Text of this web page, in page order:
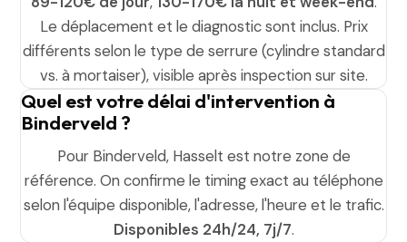
Le déplacement et le diagnostic sont inclus. Prix
différents selon le type de serrure (cylindre standard
vs. à mortaiser), visible après inspection sur site.
Quel est votre délai d'intervention à
Binderveld ?
Pour Binderveld, Hasselt est notre zone de
référence. On confirme le timing exact au téléphone
selon l'équipe disponible, l'adresse, l'heure et le trafic.
Disponibles 24h/24, 7j/7.